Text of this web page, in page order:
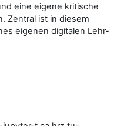
eine eigene kritische
Zentral ist in diesem
eigenen digitalen Lehr-